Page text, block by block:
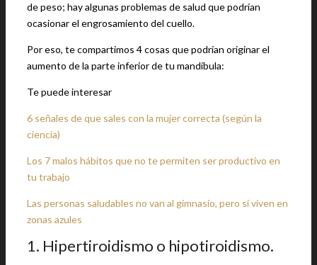
de peso; hay algunas problemas de salud que podrían
ocasionar el engrosamiento del cuello.
Por eso, te compartimos 4 cosas que podrían originar el
aumento de la parte inferior de tu mandíbula:
Te puede interesar
6 señales de que sales con la mujer correcta (según la
ciencia)
Los 7 malos hábitos que no te permiten ser productivo en
tu trabajo
Las personas saludables no van al gimnasio, pero sí viven en
zonas azules
1. Hipertiroidismo o hipotiroidismo.